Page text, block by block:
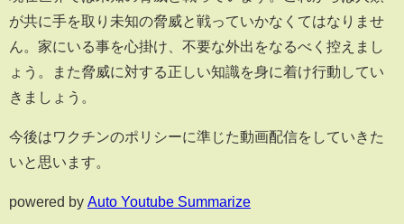
が共に手を取り未知の脅威と戦っていかなくてはなりませ
ん。家にいる事を心掛け、不要な外出をなるべく控えまし
ょう。また脅威に対する正しい知識を身に着け行動してい
きましょう。
今後はワクチンのポリシーに準じた動画配信をしていきた
いと思います。
powered by Auto Youtube Summarize